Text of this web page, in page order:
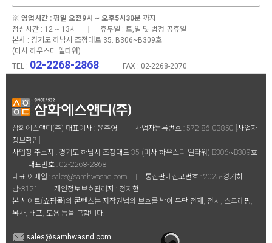
※ 영업시간 : 평일 오전9시 ~ 오후5시30분 까지
점심시간 : 12 ~ 13시
휴무일 : 토,일 및 법정 공휴일
본사 : 경기도 하남시 조정대로 35. B306~B309호
(미사 하우스디 엘타워)
TEL : 02-2268-2868 FAX : 02-2268-2070
삼화에스앤디(주) 대표이사 : 윤주영 사업자등록번호 : 572-86-03850 [사업자
정보확인]
사업장 주소지 : 경기도 하남시 조정대로 35 (미사 하우스디 엘타워) B306~B309호
대표번호 : 02-2268-2868
대표 이메일 : sales@samhwasnd.com
통신판매신고번호 : 2025-경기하
남-3121
개인정보보호관리자 : 정지현
본 사이트(쇼핑몰)의 콘텐츠는 저작권법의 보호를 받아 무단 전재, 전시, 스크래핑,
복사, 배포, 도용 등을 금합니다.
sales@samhwasnd.com